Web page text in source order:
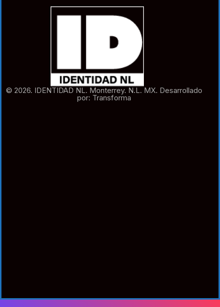
© 2026. IDENTIDAD NL. Monterrey. N.L. MX. Desarrollado
por: Transforma